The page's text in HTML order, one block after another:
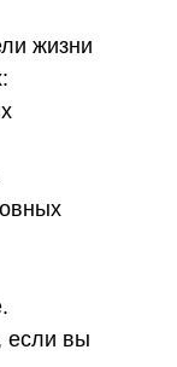
жизни
если вы